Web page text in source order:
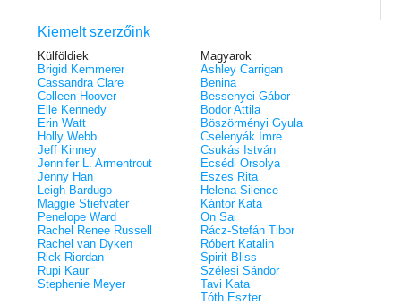
Kiemelt szerzőink
Külföldiek
Brigid Kemmerer
Cassandra Clare
Colleen Hoover
Elle Kennedy
Erin Watt
Holly Webb
Jeff Kinney
Jennifer L. Armentrout
Jenny Han
Leigh Bardugo
Maggie Stiefvater
Penelope Ward
Rachel Renee Russell
Rachel van Dyken
Rick Riordan
Rupi Kaur
Stephenie Meyer
Magyarok
Ashley Carrigan
Benina
Bessenyei Gábor
Bodor Attila
Böszörményi Gyula
Cselenyák Imre
Csukás István
Ecsédi Orsolya
Eszes Rita
Helena Silence
Kántor Kata
On Sai
Rácz-Stefán Tibor
Róbert Katalin
Spirit Bliss
Szélesi Sándor
Tavi Kata
Tóth Eszter